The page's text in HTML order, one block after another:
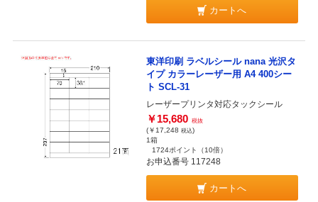
カートへ
東洋印刷 ラベルシール nana 光沢タ
イプ カラーレーザー用 A4 400シー
ト SCL-31
レーザープリンタ対応タックシール
￥15,680 税抜
(￥17,248 税込)
1箱
1724ポイント
（10倍）
お申込番号 117248
カートへ